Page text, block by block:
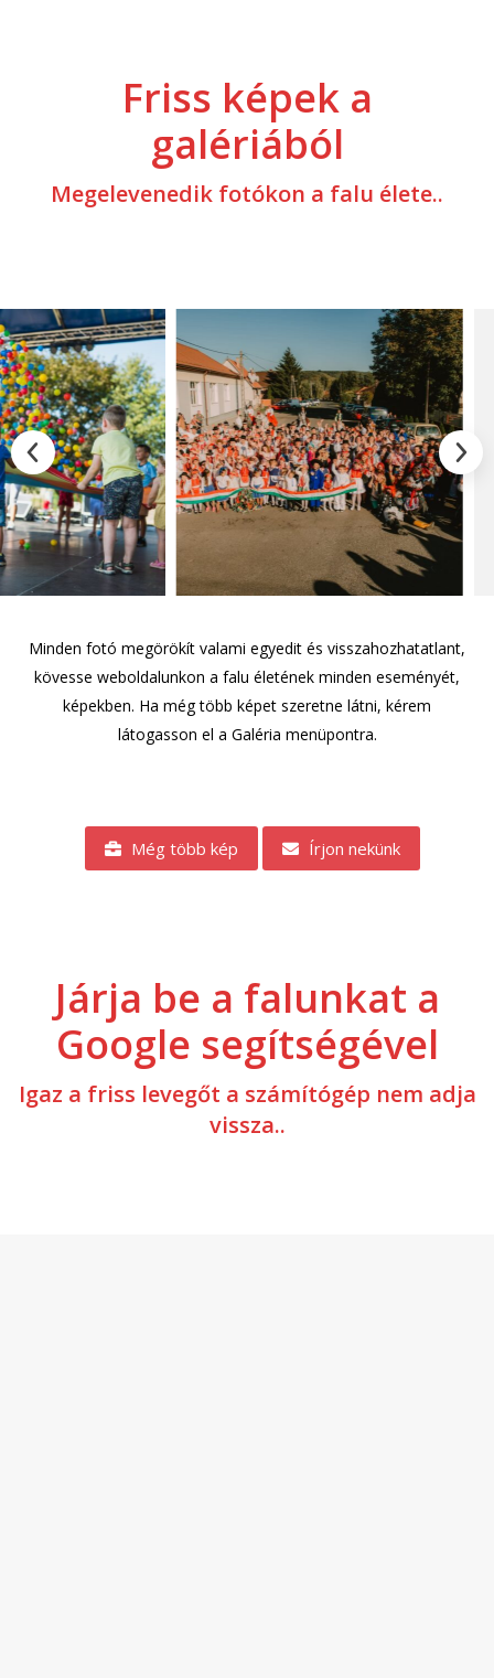
Friss képek a
galériából
Megelevenedik fotókon a falu élete..
Minden fotó megörökít valami egyedit és visszahozhatatlant,
kövesse weboldalunkon a falu életének minden eseményét,
képekben. Ha még több képet szeretne látni, kérem
látogasson el a Galéria menüpontra.
Még több kép Írjon nekünk
Járja be a falunkat a
Google segítségével
Igaz a friss levegőt a számítógép nem adja
vissza..